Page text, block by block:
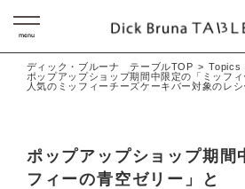
menu
ディック・ブルーナ テーブルTOP
Topics
ポップアップショップ期間中限定の「ミッフ
人気のミッフィーチーズケーキバー対象のレ
ポップアップショップ期間
フィーの青空ゼリー」と